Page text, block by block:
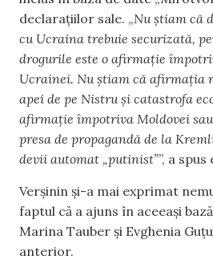
declarațiilor sale. „Nu știam că
cu Ucraina trebuie securizată,
drogurile este o afirmație
Ucrainei. Nu știam că afirmația
apei de pe Nistru și catastrofa
afirmație împotriva Moldovei
presa de propagandă de la
devii automat „putinist””, a spus
Verșinin și-a mai exprimat
faptul că a ajuns în aceeași
Marina Tauber și Evghenia
anterior.